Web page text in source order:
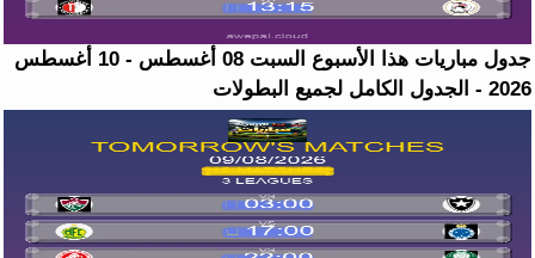
جدول مباريات هذا الأسبوع السبت 08 أغسطس - 10 أغسطس
2026 - الجدول الكامل لجميع البطولات